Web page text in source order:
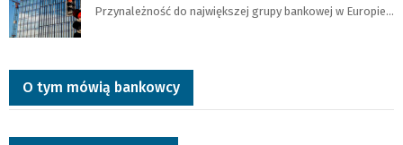
Przynależność do największej grupy bankowej w Europie…
O tym mówią bankowcy